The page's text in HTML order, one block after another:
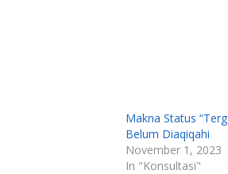
Makna Status
Belum Diaqiqahi
November 1, 2023
In "Konsultasi"